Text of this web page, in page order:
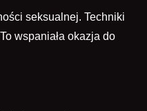
seksualnej. Techniki
wspaniała okazja do